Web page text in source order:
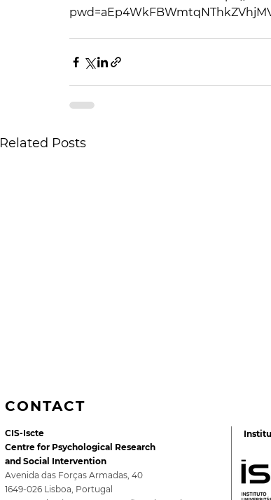
Related Posts
CONTACT
CIS-Iscte
Centre for Psychological Research
and Social Intervention
Avenida das Forças Armadas, 40
1649-026 Lisboa, Portugal